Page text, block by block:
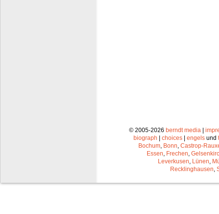
© 2005-2026 berndt media |
biograph | choices | engels und
Bochum Bonn Castrop-
Essen Frechen
Leverkusen Lünen
Recklinghausen